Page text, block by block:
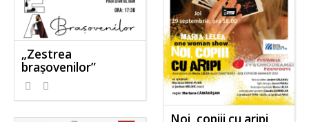
„Zestrea
brașovenilor”
Noi, copiii cu aripi